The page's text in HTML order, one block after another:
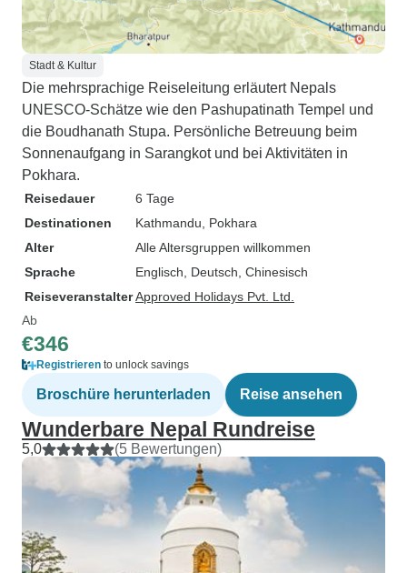
Stadt & Kultur
Die mehrsprachige Reiseleitung erläutert Nepals
UNESCO-Schätze wie den Pashupatinath Tempel und
die Boudhanath Stupa. Persönliche Betreuung beim
Sonnenaufgang in Sarangkot und bei Aktivitäten in
Pokhara.
Reisedauer
6 Tage
Destinationen
Kathmandu , Pokhara
Alter
Alle Altersgruppen willkommen
Sprache
Englisch, Deutsch, Chinesisch
ReiseveranstalterApproved Holidays Pvt. Ltd.
Ab
€346
Registrieren to unlock savings
Broschüre herunterladen Reise ansehen
Wunderbare Nepal Rundreise
5,0 (5 Bewertungen)